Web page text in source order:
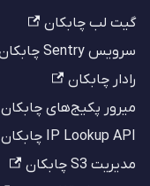
گیت لب چابکان
سرویس Sentry چابکان
رادار چابکان
میرور پکیج‌های چابکان
IP Lookup API چابکان
مدیریت S3 چابکان